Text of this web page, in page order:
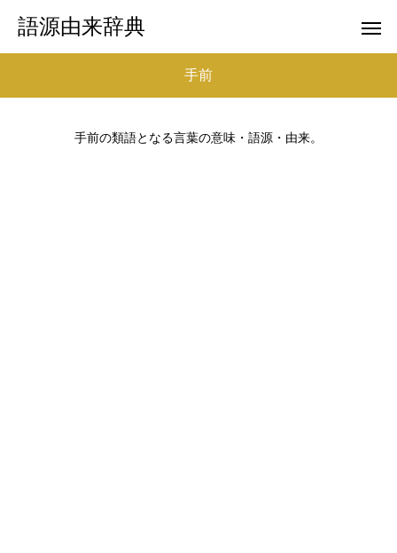
語源由来辞典
手前
手前の類語となる言葉の意味・語源・由来。